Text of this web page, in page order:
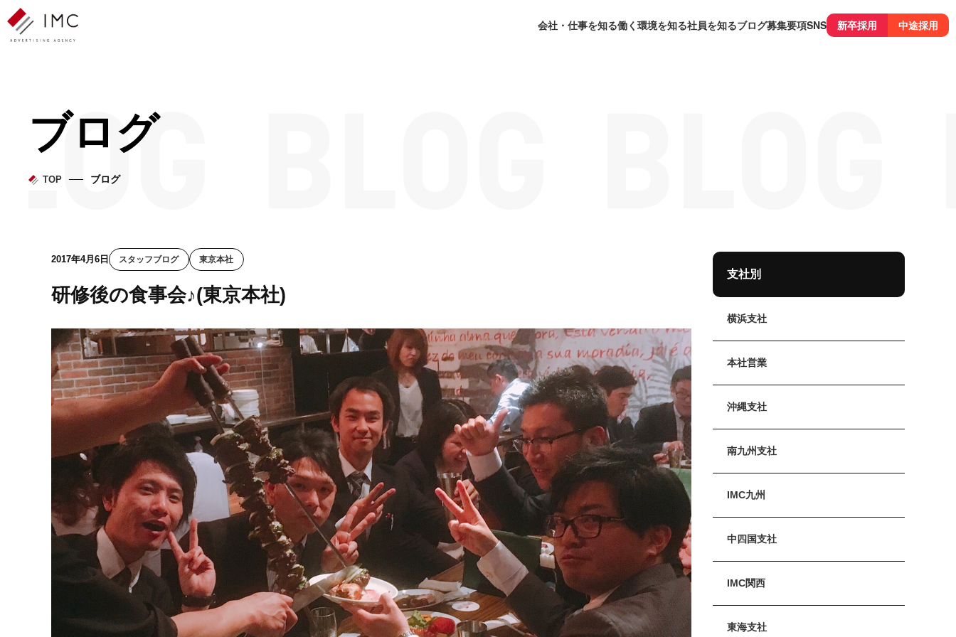
会社・仕事を知る働く環境を知る社員を知るブログ募集要項SNS 新卒採用 中途採用
ブログ
TOP ブログ
2017年4月6日 スタッフブログ 東京本社
研修後の食事会♪(東京本社)
支社別
横浜支社
本社営業
沖縄支社
南九州支社
IMC九州
中四国支社
IMC関西
東海支社